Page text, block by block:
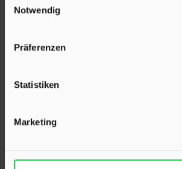
Notwendig
Präferenzen
Statistiken
Marketing
KONTAKT
Hinrichsen Immobilien GmbH
Bollmoor 2